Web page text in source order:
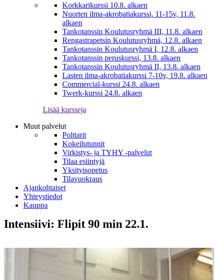
Korkkarikurssi 10.8. alkaen
Nuorten ilma-akrobatiakurssi, 11-15v, 11.8.
alkaen
Tankotanssin Koulutusryhmä III, 11.8. alkaen
Rengastrapetsin Koulutusryhmä, 12.8. alkaen
Tankotanssin Koulutusryhmä I, 12.8. alkaen
Tankotanssin peruskurssi, 13.8. alkaen
Tankotanssin Koulutusryhmä II, 13.8. alkaen
Lasten ilma-akrobatiakurssi 7-10v, 19.8. alkaen
Commercial-kurssi 24.8. alkaen
Twerk-kurssi 24.8. alkaen
Lisää kursseja
Muut palvelut
Polttarit
Kokeilutunnit
Virkistys- ja TYHY -palvelut
Tilaa esiintyjä
Yksityisopetus
Tilavuokraus
Ajankohtaiset
Yhteystiedot
Kauppa
Intensiivi: Flipit 90 min 22.1.